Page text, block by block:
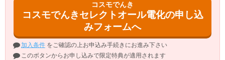
コスモでんき
コスモでんきセレクトオール電化の申し込
みフォームへ
加入条件 をご確認の上お申込み手続きにお進み下さい
このボタンからお申し込みで限定特典が適用されます